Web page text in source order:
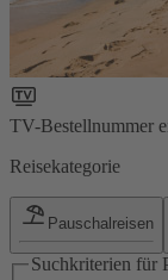
TV-Bestellnummer
Reisekategorie
Pauschalreisen
Suchkriterien für